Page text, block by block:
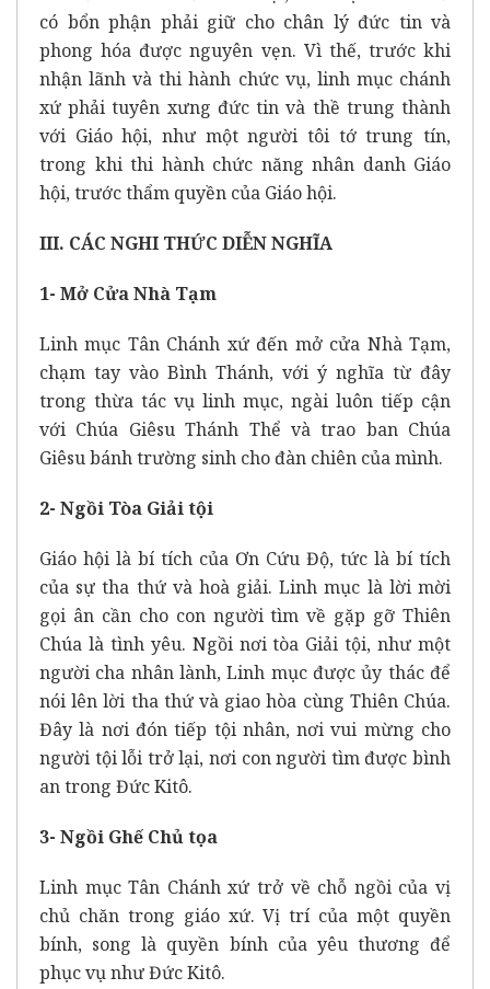
có bổn phận phải giữ cho chân lý đức tin và
phong hóa được nguyên vẹn. Vì thế, trước khi
nhận lãnh và thi hành chức vụ, linh mục chánh
xứ phải tuyên xưng đức tin và thề trung thành
với Giáo hội, như một người tôi tớ trung tín,
trong khi thi hành chức năng nhân danh Giáo
hội, trước thẩm quyền của Giáo hội.
III. CÁC NGHI THỨC DIỄN NGHĨA
1- Mở Cửa Nhà Tạm
Linh mục Tân Chánh xứ đến mở cửa Nhà Tạm,
chạm tay vào Bình Thánh, với ý nghĩa từ đây
trong thừa tác vụ linh mục, ngài luôn tiếp cận
với Chúa Giêsu Thánh Thể và trao ban Chúa
Giêsu bánh trường sinh cho đàn chiên của mình.
2- Ngồi Tòa Giải tội
Giáo hội là bí tích của Ơn Cứu Độ, tức là bí tích
của sự tha thứ và hoà giải. Linh mục là lời mời
gọi ân cần cho con người tìm về gặp gỡ Thiên
Chúa là tình yêu. Ngồi nơi tòa Giải tội, như một
người cha nhân lành, Linh mục được ủy thác để
nói lên lời tha thứ và giao hòa cùng Thiên Chúa.
Đây là nơi đón tiếp tội nhân, nơi vui mừng cho
người tội lỗi trở lại, nơi con người tìm được bình
an trong Đức Kitô.
3- Ngồi Ghế Chủ tọa
Linh mục Tân Chánh xứ trở về chỗ ngồi của vị
chủ chăn trong giáo xứ. Vị trí của một quyền
bính, song là quyền bính của yêu thương để
phục vụ như Đức Kitô.